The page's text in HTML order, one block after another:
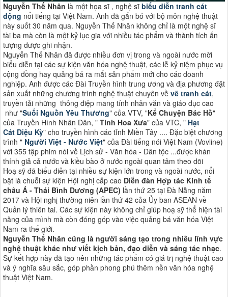
Nguyễn Thế Nhân là một họa sĩ , nghệ sĩ biểu diễn tranh cát
động nổi tiếng tại Việt Nam. Anh đã gắn bó với bộ môn nghệ thuật
này suốt 30 năm qua. Nguyễn Thế Nhân không chỉ là một nghệ sĩ
tài ba mà còn là một kỷ lục gia với nhiều tác phẩm và thành tích ấn
tượng được ghi nhận.
Nguyễn Thế Nhân đã được nhiều đơn vị trong và ngoài nước mời
biểu diễn tại các sự kiện văn hóa nghệ thuật, các lễ kỷ niệm phục vụ
cộng đồng hay quảng bá ra mắt sản phẩm mới cho các doanh
nghiệp. Anh được các Đài Truyền hình trung ương và địa phương đặt
sản xuất những chương trình nghệ thuật chuyên về vẽ tranh cát,
truyền tải những thông điệp mang tính nhân văn và giáo dục cao
như "Suối Nguồn Yêu Thương" của VTV, "Kể Chuyện Bác Hồ"
của Truyền Hình Nhân Dân, " Tinh Hoa Xưa" của VTC, " Hạt
Cát Diệu Kỳ" cho truyền hình các tỉnh Miền Tây .... Đặc biệt chương
trình " Người Việt - Nước Việt" của Đài tiếng nói Việt Nam (Vovline)
với 355 tập phim nói về Lịch sử - Văn hóa - Dân tộc ...được khán
thính giả cả nước và kiều bào ở nước ngoài quan tâm theo dõi
Hoạ sỹ đã biểu diễn tại nhiều sự kiện lớn trong và ngoài nước, nổi
bật là chuỗi sự kiện Hội nghị cấp cao Diễn đàn Hợp tác Kinh tế
châu Á - Thái Bình Dương (APEC) lần thứ 25 tại Đà Nẵng năm
2017 và Hội nghị thường niên lần thứ 42 của Ủy ban ASEAN về
Quản lý thiên tai. Các sự kiện này không chỉ giúp hoạ sỹ thể hiện tài
năng của mình mà còn đóng góp vào việc quảng bá văn hóa Việt
Nam ra thế giới​​.
Nguyễn Thế Nhân cũng là người sáng tạo trong nhiều lĩnh vực
nghệ thuật khác như viết kịch bản, đạo diễn và sáng tác nhạc.
Sự kết hợp này đã tạo nên những tác phẩm có giá trị nghệ thuật cao
và ý nghĩa sâu sắc, góp phần phong phú thêm nền văn hóa nghệ
thuật Việt Nam​​.